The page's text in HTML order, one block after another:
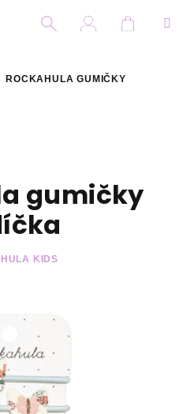
ROCKAHULA GUMIČKY
gumičky
KIDS